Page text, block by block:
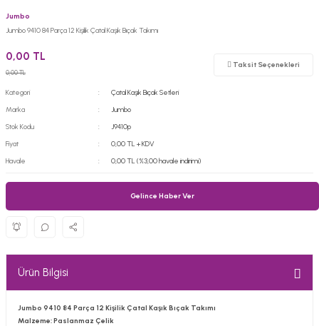
Jumbo
Jumbo 9410 84 Parça 12 Kişilik Çatal Kaşık Bıçak Takımı
0,00 TL
0,00 TL
Taksit Seçenekleri
Kategori
Çatal Kaşık Bıçak Setleri
Marka
Jumbo
Stok Kodu
J9410p
Fiyat
0,00 TL + KDV
Havale
0,00 TL (%3,00 havale indirimi)
Gelince Haber Ver
Ürün Bilgisi
Jumbo 9410 84 Parça 12 Kişilik Çatal Kaşık Bıçak Takımı
Malzeme:Paslanmaz Çelik